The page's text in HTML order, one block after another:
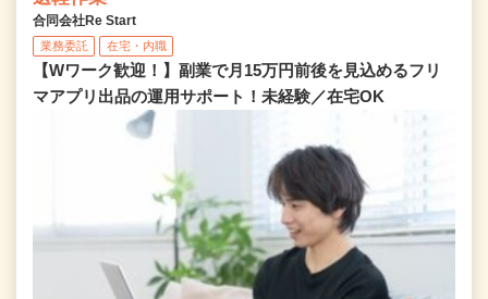
合同会社Re Start
業務委託 在宅・内職
【Wワーク歓迎！】副業で月15万円前後を見込めるフリ
マアプリ出品の運用サポート！未経験／在宅OK